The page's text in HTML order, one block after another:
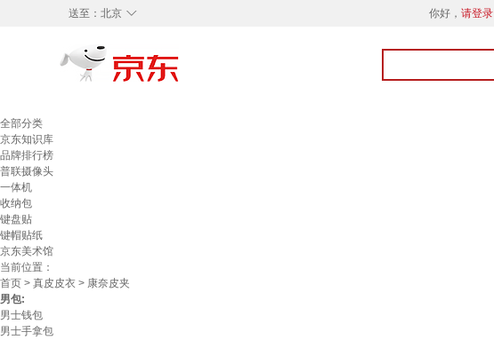
◇
送至： 北京 你好， 请登录
全部分类
京东知识库
品牌排行榜
普联摄像头
一体机
收纳包
键盘贴
键帽贴纸
京东美术馆
当前位置：
首页 > 真皮皮衣 > 康奈皮夹
男包:
男士钱包
男士手拿包